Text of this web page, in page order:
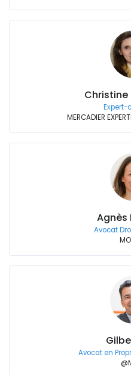
Christine
Expert-
MERCADIER
Agnès
Avocat
Avocat en